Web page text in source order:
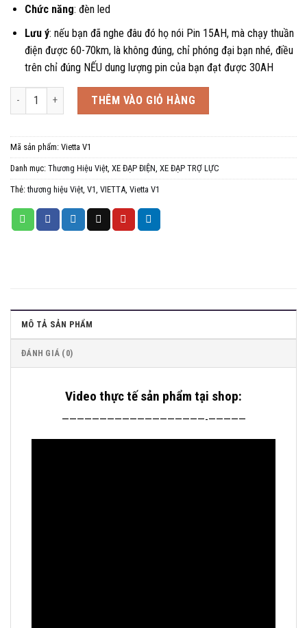
Chức năng: đèn led
Lưu ý: nếu bạn đã nghe đâu đó họ nói Pin 15AH, mà chạy thuần
điện được 60-70km, là không đúng, chỉ phóng đại bạn nhé, điều
trên chỉ đúng NẾU dung lượng pin của bạn đạt được 30AH
Xe đạp trợ lực Vietta V1, thương hiệu Việt số lượng
THÊM VÀO GIỎ HÀNG
Mã sản phẩm: Vietta V1
Danh mục: Thương Hiệu Việt XE ĐẠP ĐIỆN XE ĐẠP TRỢ LỰC
Thẻ:thương hiệu Việt V1 VIETTA Vietta V1
MÔ TẢ SẢN PHẨM
ĐÁNH GIÁ (0)
Video thực tế sản phẩm tại shop:
———————————————————-—————